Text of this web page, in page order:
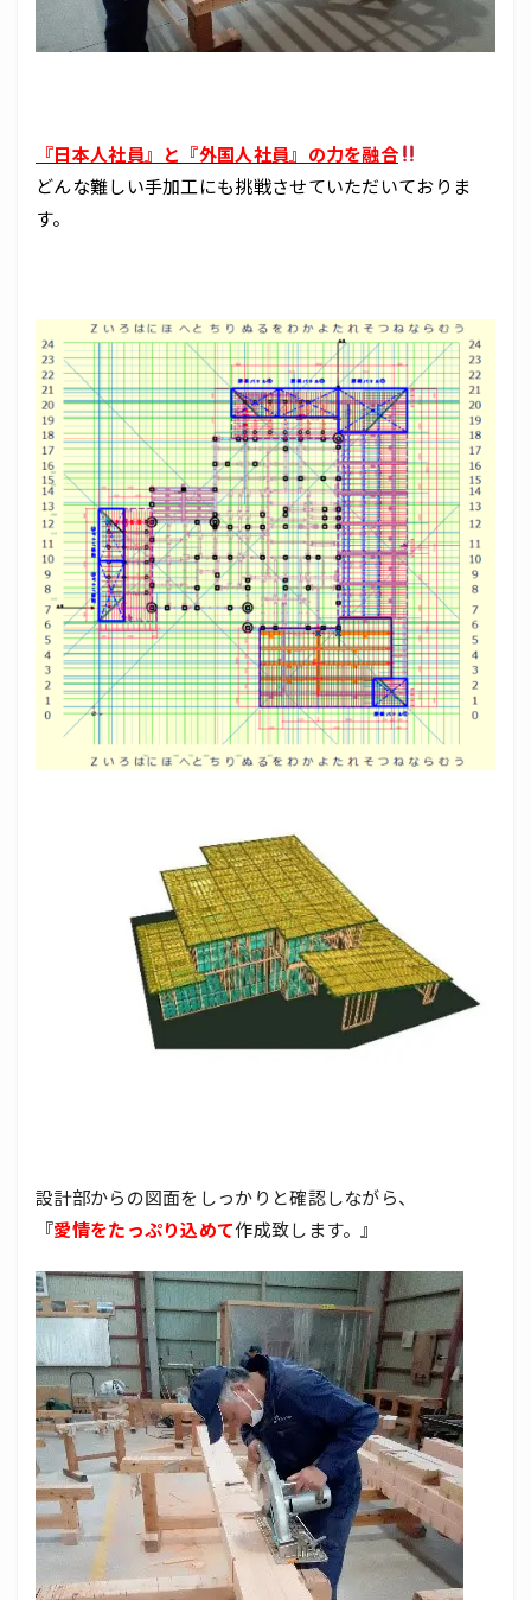
『日本人社員』と『外国人社員』の力を融合
どんな難しい手加工にも挑戦させていただいておりま
す。
設計部からの図面をしっかりと確認しながら、
『愛情をたっぷり込めて作成致します。』